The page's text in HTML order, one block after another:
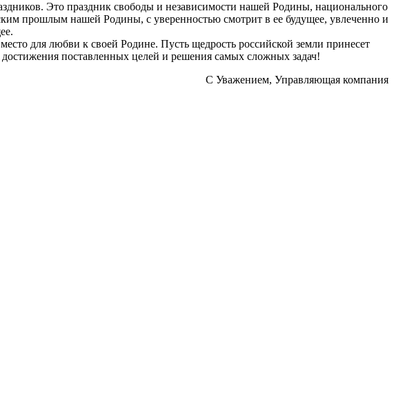
Это праздник свободы и независимости нашей Родины, национального
прошлым нашей Родины, с уверенностью смотрит в ее будущее, увлеченно и
для любви к своей Родине. Пусть щедрость российской земли принесет
поставленных целей и решения самых сложных задач!
С Уважением, Управляющая компания